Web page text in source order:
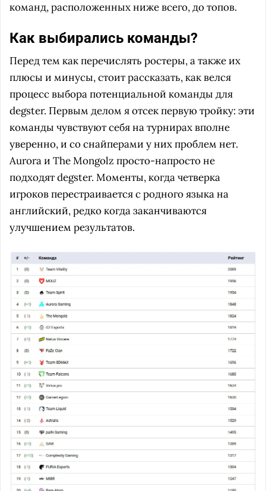
команд, расположенных ниже всего, до топов.
Как выбирались команды?
Перед тем как перечислять ростеры, а также их
плюсы и минусы, стоит рассказать, как велся
процесс выбора потенциальной команды для
degster. Первым делом я отсек первую тройку: эти
команды чувствуют себя на турнирах вполне
уверенно, и со снайперами у них проблем нет.
Aurora и The Mongolz просто-напросто не
подходят degster. Моменты, когда четверка
игроков перестраивается с родного языка на
английский, редко когда заканчиваются
улучшением результатов.